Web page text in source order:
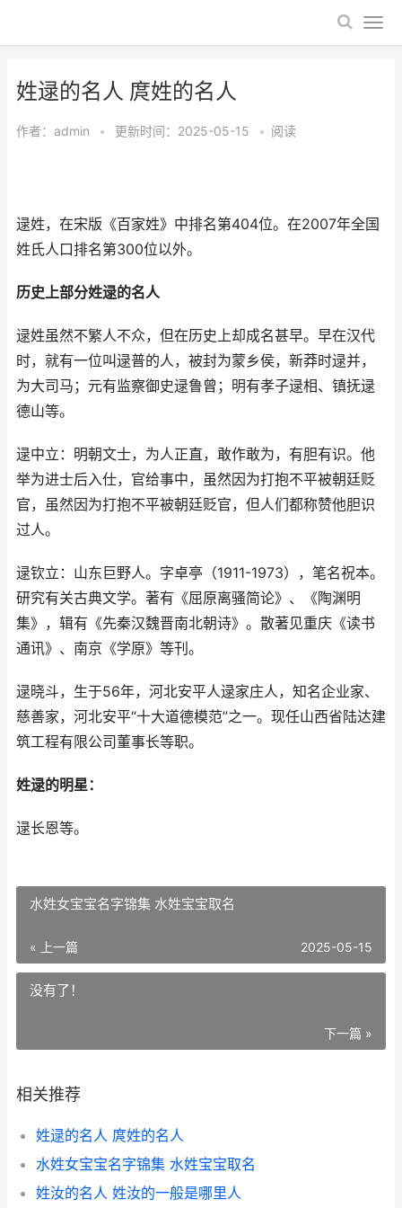
姓逯的名人 庹姓的名人
作者： admin • 更新时间：2025-05-15 • 阅读
逯姓，在宋版《百家姓》中排名第404位。在2007年全国
姓氏人口排名第300位以外。
历史上部分姓逯的名人
逯姓虽然不繁人不众，但在历史上却成名甚早。早在汉代
时，就有一位叫逯普的人，被封为蒙乡侯，新莽时逯并，
为大司马；元有监察御史逯鲁曾；明有孝子逯相、镇抚逯
德山等。
逯中立：明朝文士，为人正直，敢作敢为，有胆有识。他
举为进士后入仕，官给事中，虽然因为打抱不平被朝廷贬
官，虽然因为打抱不平被朝廷贬官，但人们都称赞他胆识
过人。
逯钦立：山东巨野人。字卓亭（1911-1973），笔名祝本。
研究有关古典文学。著有《屈原离骚简论》、《陶渊明
集》，辑有《先秦汉魏晋南北朝诗》。散著见重庆《读书
通讯》、南京《学原》等刊。
逯晓斗，生于56年，河北安平人逯家庄人，知名企业家、
慈善家，河北安平“十大道德模范”之一。现任山西省陆达建
筑工程有限公司董事长等职。
姓逯的明星：
逯长恩等。
水姓女宝宝名字锦集 水姓宝宝取名
« 上一篇 2025-05-15
没有了！
下一篇 »
相关推荐
姓逯的名人 庹姓的名人
水姓女宝宝名字锦集 水姓宝宝取名
姓汝的名人 姓汝的一般是哪里人